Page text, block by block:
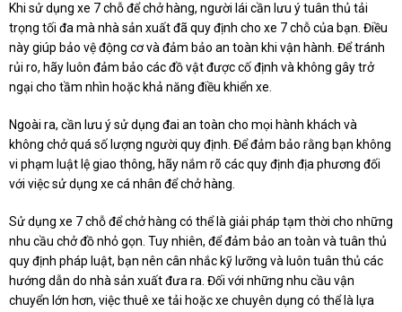
Khi sử dụng xe 7 chỗ để chở hàng, người lái cần lưu ý tuân thủ tải
trọng tối đa mà nhà sản xuất đã quy định cho xe 7 chỗ của bạn. Điều
này giúp bảo vệ động cơ và đảm bảo an toàn khi vận hành. Để tránh
rủi ro, hãy luôn đảm bảo các đồ vật được cố định và không gây trở
ngại cho tầm nhìn hoặc khả năng điều khiển xe.
Ngoài ra, cần lưu ý sử dụng đai an toàn cho mọi hành khách và
không chở quá số lượng người quy định. Để đảm bảo rằng bạn không
vi phạm luật lệ giao thông, hãy nắm rõ các quy định địa phương đối
với việc sử dụng xe cá nhân để chở hàng.
Sử dụng xe 7 chỗ để chở hàng có thể là giải pháp tạm thời cho những
nhu cầu chở đồ nhỏ gọn. Tuy nhiên, để đảm bảo an toàn và tuân thủ
quy định pháp luật, bạn nên cân nhắc kỹ lưỡng và luôn tuân thủ các
hướng dẫn do nhà sản xuất đưa ra. Đối với những nhu cầu vận
chuyển lớn hơn, việc thuê xe tải hoặc xe chuyên dụng có thể là lựa